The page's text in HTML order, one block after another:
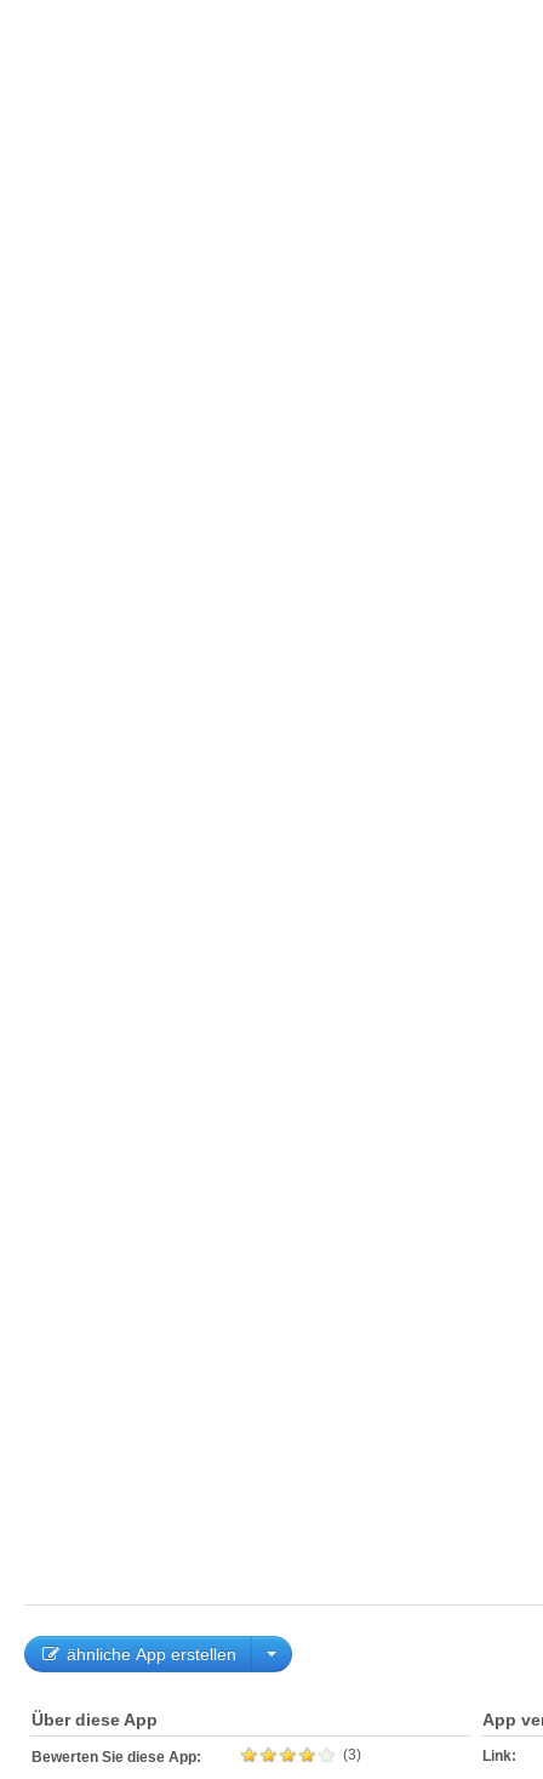
ähnliche App erstellen
Über diese App
Bewerten Sie diese App: (3)
App
Link: